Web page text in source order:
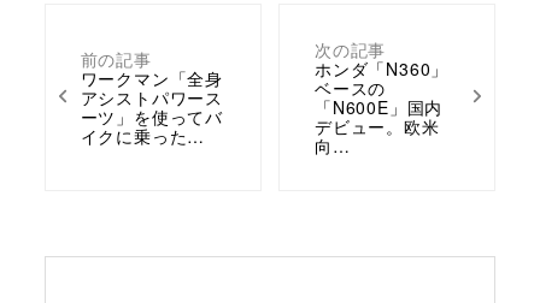
前の記事
ワークマン「全身
アシストパワース
ーツ」を使ってバ
イクに乗った…
次の記事
ホンダ「N360」
ベースの
「N600E」国内
デビュー。欧米
向…